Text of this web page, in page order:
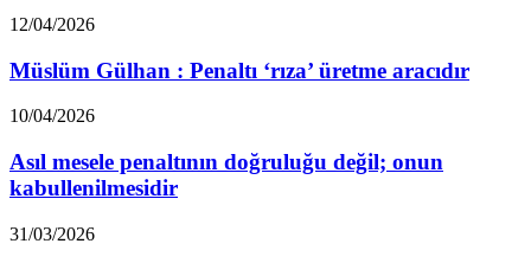
miydi?
Müslüm
:
Penaltı
‘rıza’
aracıdır
12/04/2026
Müslüm Gülhan : Penaltı ‘rıza’ üretme aracıdır
Asıl
penaltının
doğruluğu
değil;
kabullenilmesidir
10/04/2026
Asıl mesele penaltının doğruluğu değil; onun
kabullenilmesidir
Müslüm
31/03/2026